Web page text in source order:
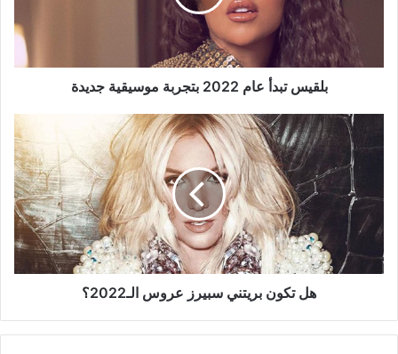
بلقيس تبدأ عام 2022 بتجربة موسيقية جديدة
عروس
هل تكون بريتني سبيرز عروس الـ2022؟